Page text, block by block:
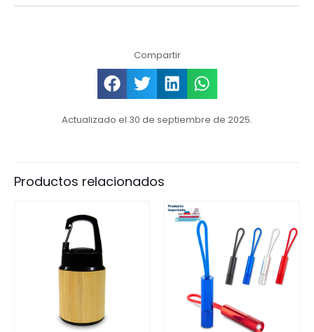
Compartir
Actualizado el 30 de septiembre de 2025.
Productos relacionados